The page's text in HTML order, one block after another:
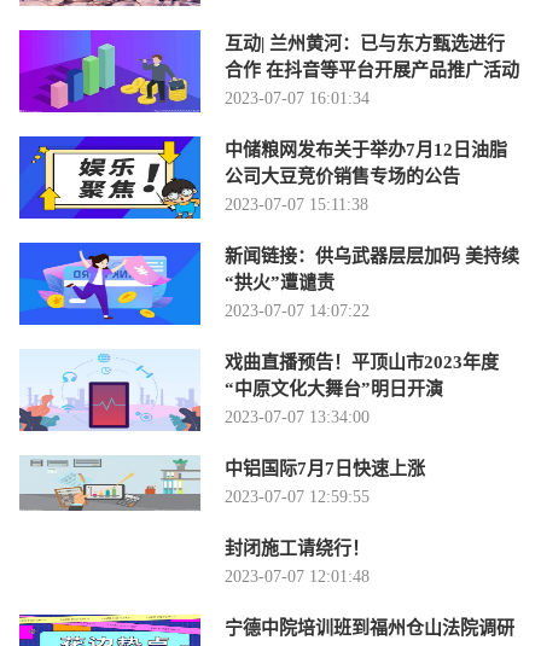
互动| 兰州黄河：已与东方甄选进行
合作 在抖音等平台开展产品推广活动
2023-07-07 16:01:34
中储粮网发布关于举办7月12日油脂
公司大豆竞价销售专场的公告
2023-07-07 15:11:38
新闻链接：供乌武器层层加码 美持续
“拱火”遭谴责
2023-07-07 14:07:22
戏曲直播预告！平顶山市2023年度
“中原文化大舞台”明日开演
2023-07-07 13:34:00
中铝国际7月7日快速上涨
2023-07-07 12:59:55
封闭施工请绕行！
2023-07-07 12:01:48
宁德中院培训班到福州仓山法院调研